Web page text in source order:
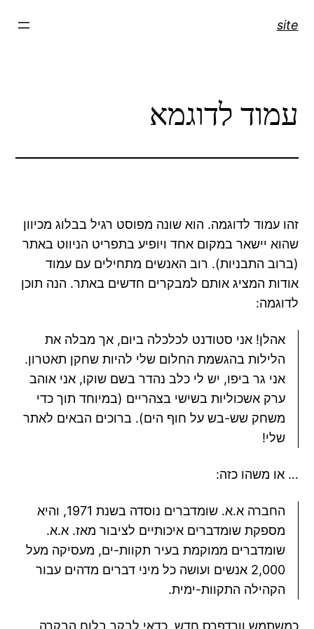
לתוכןsite
עמוד לדוגמא
זהו עמוד לדוגמה. הוא שונה מפוסט רגיל בבלוג מכיוון
שהוא יישאר במקום אחד ויופיע בתפריט הניווט באתר
(ברוב התבניות). רוב האנשים מתחילים עם עמוד
אודות המציג אותם למבקרים חדשים באתר. הנה תוכן
לדוגמה:
אהלן! אני סטודנט לכלכלה ביום, אך מבלה את
הלילות בהגשמת החלום שלי להיות שחקן תאטרון.
אני גר ביפו, יש לי כלב נהדר בשם שוקו, אני אוהב
ערק אשכוליות בשישי בצהריים (במיוחד תוך כדי
משחק שש-בש על חוף הים). ברוכים הבאים לאתר
שלי!
… או משהו כזה:
החברה א.א. שומדברים נוסדה בשנת 1971, והיא
מספקת שומדברים איכותיים לציבור מאז. א.א.
שומדברים ממוקמת בעיר תקוות-ים, מעסיקה מעל
2,000 אנשים ועושה כל מיני דברים מדהים עבור
הקהילה התקוות-ימית.
כמשתמש וורדפרס חדש, כדאי לבקר בלוח הבקרה